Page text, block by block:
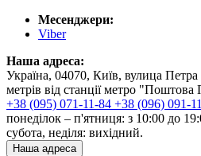
Месенджери:
Viber
Наша адреса:
Україна, 04070, Київ, вулица
метрів від станції метро
+38 (095) 071-11-84 +38 (096) 091-
понеділок – п'ятниця: з 10:00 до
субота, неділя: вихідний.
Наша адреса